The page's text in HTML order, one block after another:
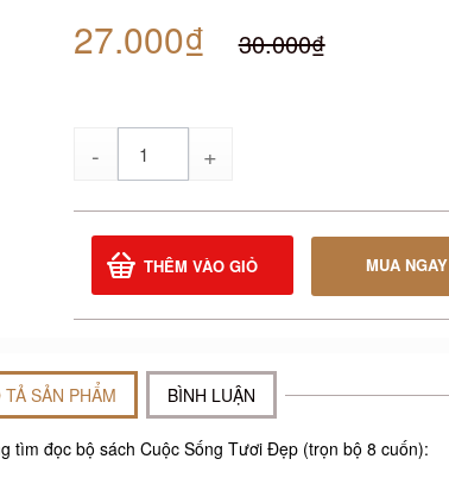
27.000₫ 30.000₫
lượng
THÊM VÀO GIỎ MUA NGAY
TẢ SẢN PHẨM BÌNH LUẬN
tìm đọc bộ sách Cuộc Sống Tươi Đẹp (trọn bộ 8 cuốn):